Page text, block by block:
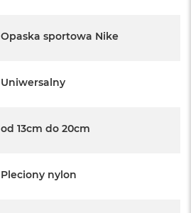
Opaska sportowa Nike
Uniwersalny
od 13cm do 20cm
Pleciony nylon